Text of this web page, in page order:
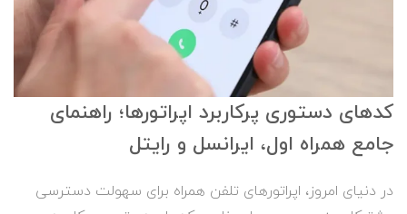
کدهای دستوری پرکاربرد اپراتورها؛ راهنمای
جامع همراه اول، ایرانسل و رایتل
در دنیای امروز، اپراتورهای تلفن همراه برای سهولت دسترسی